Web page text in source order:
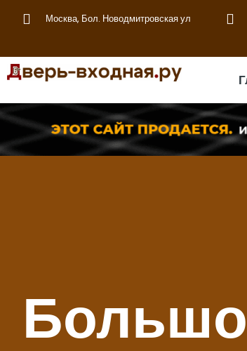
Москва, Бол. Новодмитровская ул